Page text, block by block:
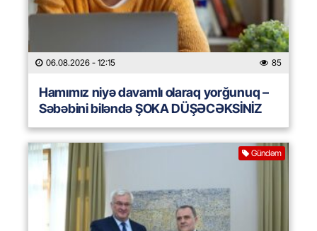
06.08.2026 - 12:15 85
Hamımız niyə davamlı olaraq yorğunuq –
Səbəbini biləndə ŞOKA DÜŞƏCƏKSİNİZ
Gündəm